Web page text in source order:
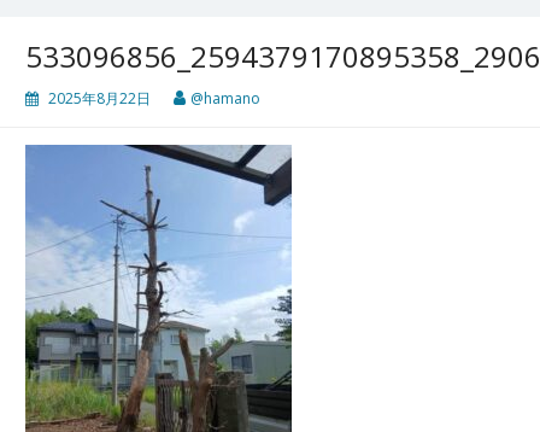
2025年8月22日 @hamano